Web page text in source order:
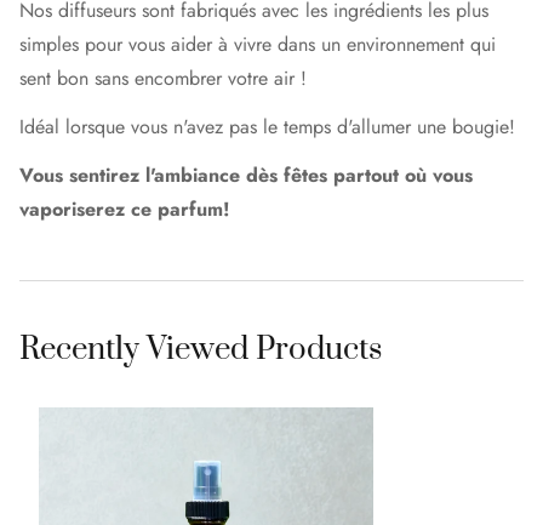
Nos diffuseurs sont fabriqués avec les ingrédients les plus
simples pour vous aider à vivre dans un environnement qui
sent bon sans encombrer votre air !
Idéal lorsque vous n'avez pas le temps d'allumer une bougie!
Vous sentirez l'ambiance dès fêtes partout où vous
vaporiserez ce parfum!
Recently Viewed Products